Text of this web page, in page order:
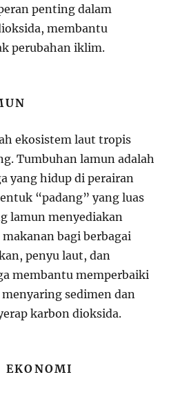
penting dalam
membantu
perubahan iklim.
ekosistem laut tropis
Tumbuhan lamun adalah
yang hidup di perairan
“padang” yang luas
lamun menyediakan
bagi berbagai
penyu laut, dan
membantu memperbaiki
sedimen dan
karbon dioksida.